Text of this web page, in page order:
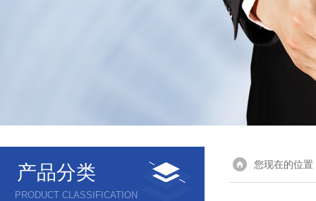
产品分类
PRODUCT CLASSIFICATION
您现在的位置